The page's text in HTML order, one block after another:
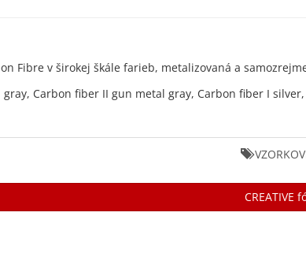
Fibre v širokej škále farieb, metalizovaná a
Carbon fiber II gun metal gray, Carbon fiber I
CREATIVE